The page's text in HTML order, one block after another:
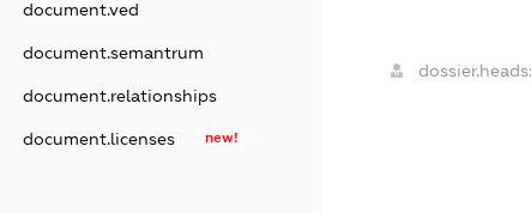
document.ved
document.semantrum
document.relationships
document.licenses new!
dossier.heads: